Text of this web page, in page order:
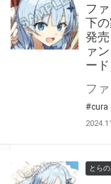
フ
下
発
ァ
ー
#cura
とら